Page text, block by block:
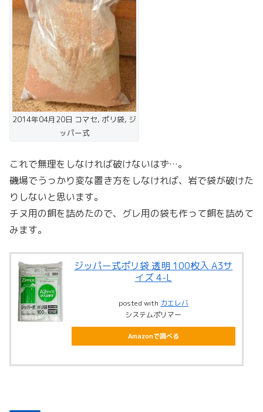
2014年04月20日 コマセ, ポリ袋, ジ
ッパー式
これで無理をしなければ破けないはず…。
磯場でうっかり変な置き方をしなければ、岩で袋が破けた
りしないと思います。
チヌ用の餌を詰めたので、グレ用の袋も作って餌を詰めて
みます。
ジッパー式ポリ袋 透明 100枚入 A3サ
イズ 4-L
posted with カエレバ
システムポリマー
Amazonで調べる